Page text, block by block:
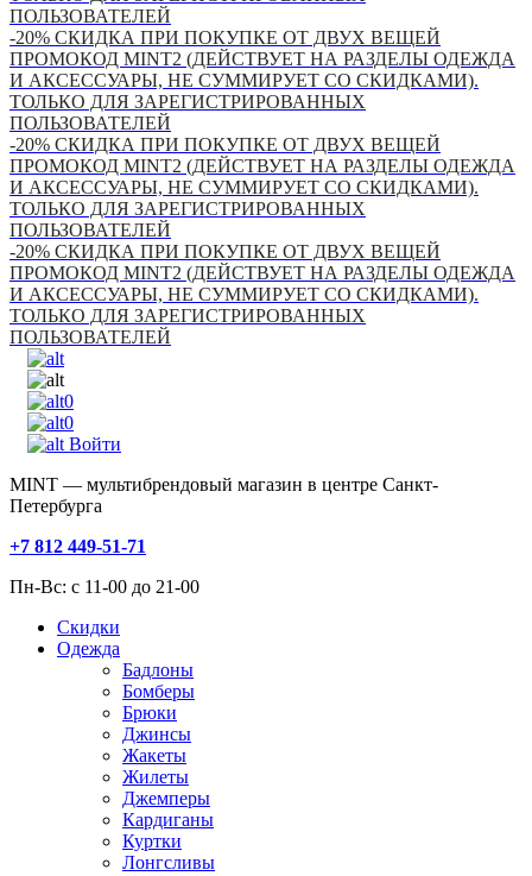
ПОЛЬЗОВАТЕЛЕЙ
-20% СКИДКА ПРИ ПОКУПКЕ ОТ ДВУХ ВЕЩЕЙ
ПРОМОКОД MINT2 (ДЕЙСТВУЕТ НА РАЗДЕЛЫ ОДЕЖДА
И АКСЕССУАРЫ, НЕ СУММИРУЕТ СО СКИДКАМИ).
ТОЛЬКО ДЛЯ ЗАРЕГИСТРИРОВАННЫХ
ПОЛЬЗОВАТЕЛЕЙ
-20% СКИДКА ПРИ ПОКУПКЕ ОТ ДВУХ ВЕЩЕЙ
ПРОМОКОД MINT2 (ДЕЙСТВУЕТ НА РАЗДЕЛЫ ОДЕЖДА
И АКСЕССУАРЫ, НЕ СУММИРУЕТ СО СКИДКАМИ).
ТОЛЬКО ДЛЯ ЗАРЕГИСТРИРОВАННЫХ
ПОЛЬЗОВАТЕЛЕЙ
-20% СКИДКА ПРИ ПОКУПКЕ ОТ ДВУХ ВЕЩЕЙ
ПРОМОКОД MINT2 (ДЕЙСТВУЕТ НА РАЗДЕЛЫ ОДЕЖДА
И АКСЕССУАРЫ, НЕ СУММИРУЕТ СО СКИДКАМИ).
ТОЛЬКО ДЛЯ ЗАРЕГИСТРИРОВАННЫХ
ПОЛЬЗОВАТЕЛЕЙ
0
0
Войти
MINT — мультибрендовый магазин в центре Санкт-
Петербурга
+7 812 449-51-71
Пн-Вс: с 11-00 до 21-00
Скидки
Одежда
Бадлоны
Бомберы
Брюки
Джинсы
Жакеты
Жилеты
Джемперы
Кардиганы
Куртки
Лонгсливы